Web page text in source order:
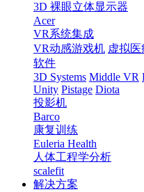
3D 裸眼立体显示器
Acer
VR系统集成
VR动感游戏机 虚拟
软件
3D Systems Middle VR
Unity Pistage Diota
投影机
Barco
康复训练
Euleria Health
人体工程学分析
scalefit
解决方案